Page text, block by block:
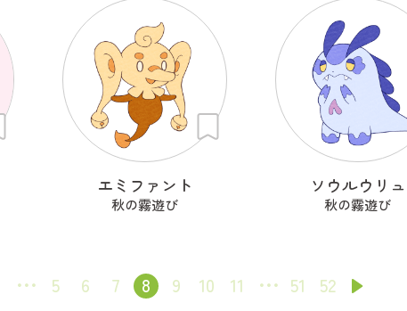
エミファント
秋の霧遊び
ソウルウリュ
秋の霧遊び
5 6 7 8 9 10 11 51 52